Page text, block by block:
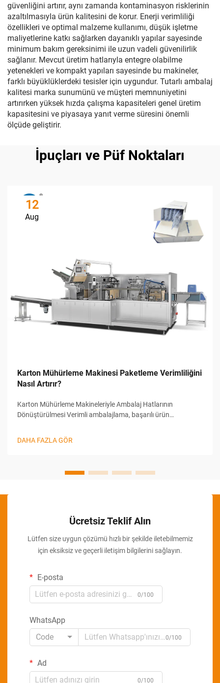
güvenliğini artırır, aynı zamanda kontaminasyon risklerinin
azaltılmasıyla ürün kalitesini de korur. Enerji verimliliği
özellikleri ve optimal malzeme kullanımı, düşük işletme
maliyetlerine katkı sağlarken dayanıklı yapılar sayesinde
minimum bakım gereksinimi ile uzun vadeli güvenilirlik
sağlanır. Mevcut üretim hatlarıyla entegre olabilme
yetenekleri ve kompakt yapıları sayesinde bu makineler,
farklı büyüklüklerdeki tesisler için uygundur. Tutarlı ambalaj
kalitesi marka sunumünü ve müşteri memnuniyetini
artırırken yüksek hızda çalışma kapasiteleri genel üretim
kapasitesini ve piyasaya yanıt verme süresini önemli
ölçüde geliştirir.
İpuçları ve Püf Noktaları
12
Aug
Karton Mühürleme Makinesi Paketleme Verimliliğini
Nasıl Artırır?
Karton Mühürleme Makineleriyle Ambalaj Hatlarının
Dönüştürülmesi Verimli ambalajlama, başarılı ürün
karton mühürleme makinesi, modern ambalaj hatlarında öne
DAHA FAZLA GÖR
Ücretsiz Teklif Alın
Lütfen size uygun çözümü hızlı bir şekilde iletebilmemiz
için eksiksiz ve geçerli iletişim bilgilerini sağlayın.
E-posta
0/100
WhatsApp
Code
0/100
Ad
0/100